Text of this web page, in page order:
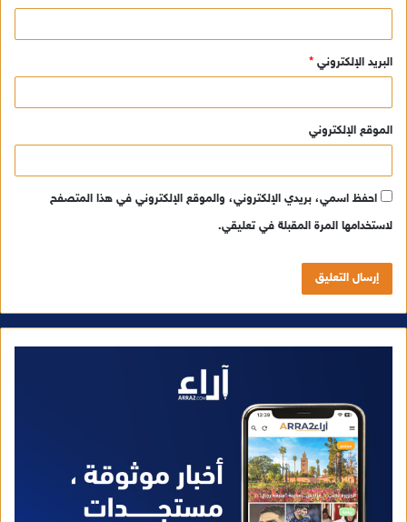
البريد الإلكتروني *
الموقع الإلكتروني
احفظ اسمي، بريدي الإلكتروني، والموقع الإلكتروني في هذا المتصفح
لاستخدامها المرة المقبلة في تعليقي.